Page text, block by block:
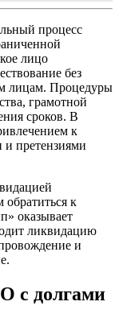
процесс
лицо
без
лицам. Процедуры
грамотной
сроков. В
к
и претензиями
обратиться к
оказывает
ликвидацию
и
с долгами